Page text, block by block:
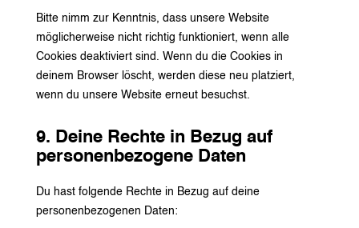
Bitte nimm zur Kenntnis, dass unsere Website
möglicherweise nicht richtig funktioniert, wenn alle
Cookies deaktiviert sind. Wenn du die Cookies in
deinem Browser löscht, werden diese neu platziert,
wenn du unsere Website erneut besuchst.
9. Deine Rechte in Bezug auf
personenbezogene Daten
Du hast folgende Rechte in Bezug auf deine
personenbezogenen Daten: